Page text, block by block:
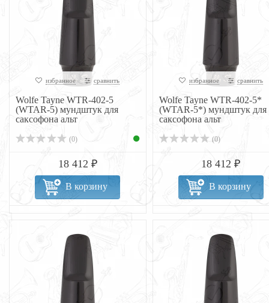
избранное сравнить
Wolfe Tayne WTR-402-5
(WTAR-5) мундштук для
саксофона альт
(0)
18 412 ₽
В корзину
избранное сравнить
Wolfe Tayne WTR-402-5*
(WTAR-5*) мундштук для
саксофона альт
(0)
18 412 ₽
В корзину